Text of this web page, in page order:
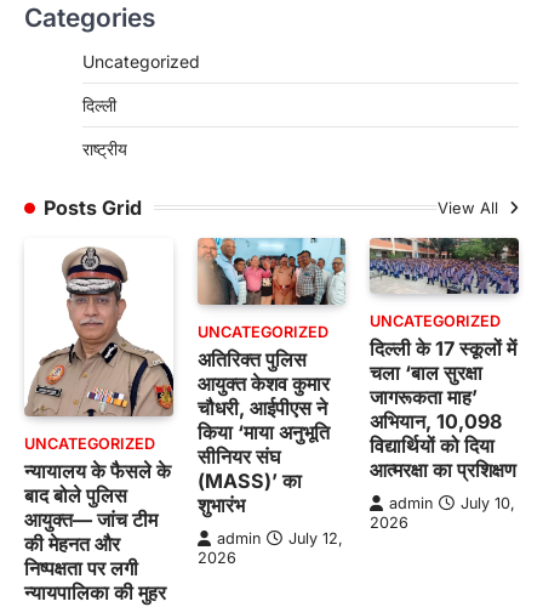
Categories
Uncategorized
दिल्ली
राष्ट्रीय
Posts Grid View All
UNCATEGORIZED
न्यायालय के फैसले के
बाद बोले पुलिस
आयुक्त— जांच टीम
की मेहनत और
निष्पक्षता पर लगी
न्यायपालिका की मुहर
UNCATEGORIZED
अतिरिक्त पुलिस
आयुक्त केशव कुमार
चौधरी, आईपीएस ने
किया ‘माया अनुभूति
सीनियर संघ
(MASS)’ का
शुभारंभ
admin
July 12,
2026
UNCATEGORIZED
दिल्ली के 17 स्कूलों में
चला ‘बाल सुरक्षा
जागरूकता माह’
अभियान, 10,098
विद्यार्थियों को दिया
आत्मरक्षा का प्रशिक्षण
admin
July 10,
2026